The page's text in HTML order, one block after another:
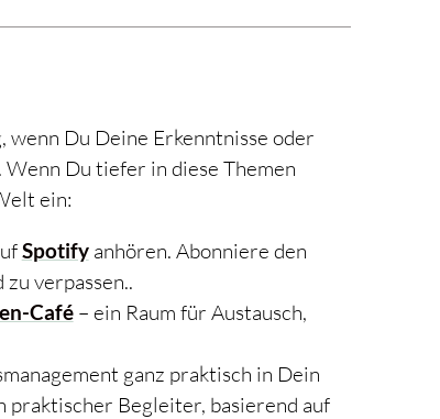
Du Deine Erkenntnisse oder
Du tiefer in diese Themen
ein:
Spotifyanhören. Abonniere den
verpassen..
Café– ein Raum für Austausch,
ganz praktisch in Dein
praktischer Begleiter, basierend auf